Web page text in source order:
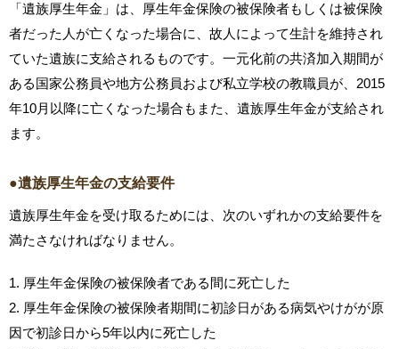
「遺族厚生年金」は、厚生年金保険の被保険者もしくは被保険
者だった人が亡くなった場合に、故人によって生計を維持され
ていた遺族に支給されるものです。一元化前の共済加入期間が
ある国家公務員や地方公務員および私立学校の教職員が、2015
年10月以降に亡くなった場合もまた、遺族厚生年金が支給され
ます。
●遺族厚生年金の支給要件
遺族厚生年金を受け取るためには、次のいずれかの支給要件を
満たさなければなりません。
1. 厚生年金保険の被保険者である間に死亡した
2. 厚生年金保険の被保険者期間に初診日がある病気やけがが原
因で初診日から5年以内に死亡した